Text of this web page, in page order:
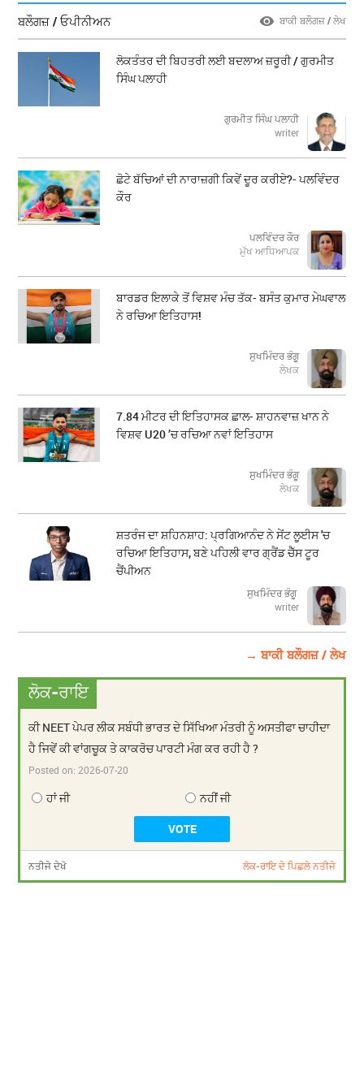
ਬਲੌਗਜ਼ / ਓਪੀਨੀਅਨ ਬਾਕੀ ਬਲੌਗਜ਼ / ਲੇਖ
ਲੋਕਤੰਤਰ ਦੀ ਬਿਹਤਰੀ ਲਈ ਬਦਲਾਅ ਜ਼ਰੂਰੀ / ਗੁਰਮੀਤ
ਸਿੰਘ ਪਲਾਹੀ
ਗੁਰਮੀਤ ਸਿੰਘ ਪਲਾਹੀ
writer
ਛੋਟੇ ਬੱਚਿਆਂ ਦੀ ਨਾਰਾਜ਼ਗੀ ਕਿਵੇਂ ਦੂਰ ਕਰੀਏ?- ਪਲਵਿੰਦਰ
ਕੌਰ
ਪਲਵਿੰਦਰ ਕੌਰ
ਮੁੱਖ ਆਧਿਆਪਕ
ਬਾਰਡਰ ਇਲਾਕੇ ਤੋਂ ਵਿਸ਼ਵ ਮੰਚ ਤੱਕ- ਬਸੰਤ ਕੁਮਾਰ ਮੇਘਵਾਲ
ਨੇ ਰਚਿਆ ਇਤਿਹਾਸ!
ਸੁਖਮਿੰਦਰ ਭੰਗੂ
ਲੇਖਕ
7.84 ਮੀਟਰ ਦੀ ਇਤਿਹਾਸਕ ਛਾਲ- ਸ਼ਾਹਨਵਾਜ਼ ਖਾਨ ਨੇ
ਵਿਸ਼ਵ U20 ’ਚ ਰਚਿਆ ਨਵਾਂ ਇਤਿਹਾਸ
ਸੁਖਮਿੰਦਰ ਭੰਗੂ
ਲੇਖਕ
ਸ਼ਤਰੰਜ ਦਾ ਸ਼ਹਿਨਸ਼ਾਹ: ਪ੍ਰਗਿਆਨੰਦ ਨੇ ਸੇਂਟ ਲੂਈਸ 'ਚ
ਰਚਿਆ ਇਤਿਹਾਸ, ਬਣੇ ਪਹਿਲੀ ਵਾਰ ਗ੍ਰੈਂਡ ਚੈੱਸ ਟੂਰ
ਚੈਂਪੀਅਨ
ਸੁਖਮਿੰਦਰ ਭੰਗੂ
writer
→ ਬਾਕੀ ਬਲੌਗਜ਼ / ਲੇਖ
ਲੋਕ-ਰਾਇ
ਕੀ NEET ਪੇਪਰ ਲੀਕ ਸਬੰਧੀ ਭਾਰਤ ਦੇ ਸਿੱਖਿਆ ਮੰਤਰੀ ਨੂੰ ਅਸਤੀਫਾ ਚਾਹੀਦਾ
ਹੈ ਜਿਵੇਂ ਕੀ ਵਾਂਗਚੂਕ ਤੇ ਕਾਕਰੋਚ ਪਾਰਟੀ ਮੰਗ ਕਰ ਰਹੀ ਹੈ ?
Posted on:2026-07-20
ਹਾਂ ਜੀ ਨਹੀਂ ਜੀ
ਨਤੀਜੇ ਦੇਖੋ ਲੋਕ-ਰਾਇ ਦੇ ਪਿਛਲੇ ਨਤੀਜੇ